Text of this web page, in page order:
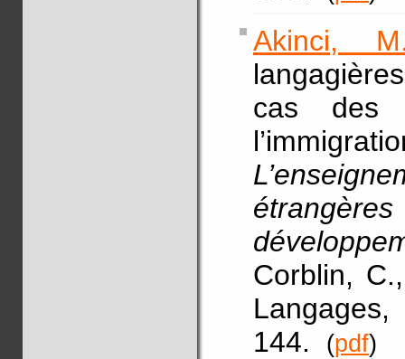
Akinci,
cas des
Corblin,
144.
(pdf)